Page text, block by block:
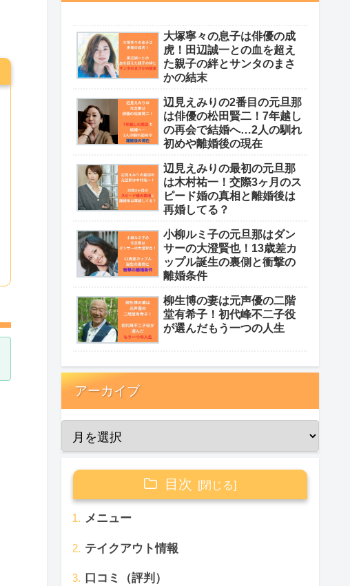
大塚寧々の息子は俳優の成
虎！田辺誠一との血を超え
た親子の絆とサンタのまさ
かの結末
辺見えみりの2番目の元旦那
は俳優の松田賢二！7年越し
の再会で結婚へ…2人の馴れ
初めや離婚後の現在
辺見えみりの最初の元旦那
は木村祐一！交際3ヶ月のス
ピード婚の真相と離婚後は
再婚してる？
小柳ルミ子の元旦那はダン
サーの大澄賢也！13歳差カ
ップル誕生の裏側と衝撃の
離婚条件
柳生博の妻は元声優の二階
堂有希子！初代峰不二子役
が選んだもう一つの人生
アーカイブ
目次
メニュー
テイクアウト情報
口コミ（評判）